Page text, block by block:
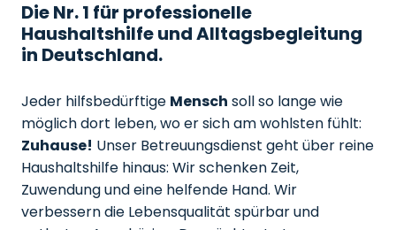
Die Nr. 1 für professionelle
Haushaltshilfe und Alltagsbegleitung
in Deutschland.
Jeder hilfsbedürftige Mensch soll so lange wie
möglich dort leben, wo er sich am wohlsten fühlt:
Zuhause! Unser Betreuungsdienst geht über reine
Haushaltshilfe hinaus: Wir schenken Zeit,
Zuwendung und eine helfende Hand. Wir
verbessern die Lebensqualität spürbar und